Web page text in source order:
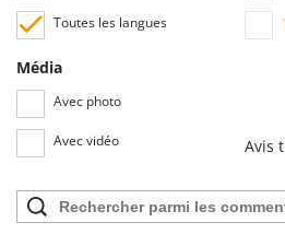
Toutes les langues
Média
Avec photo
Avec vidéo Avis